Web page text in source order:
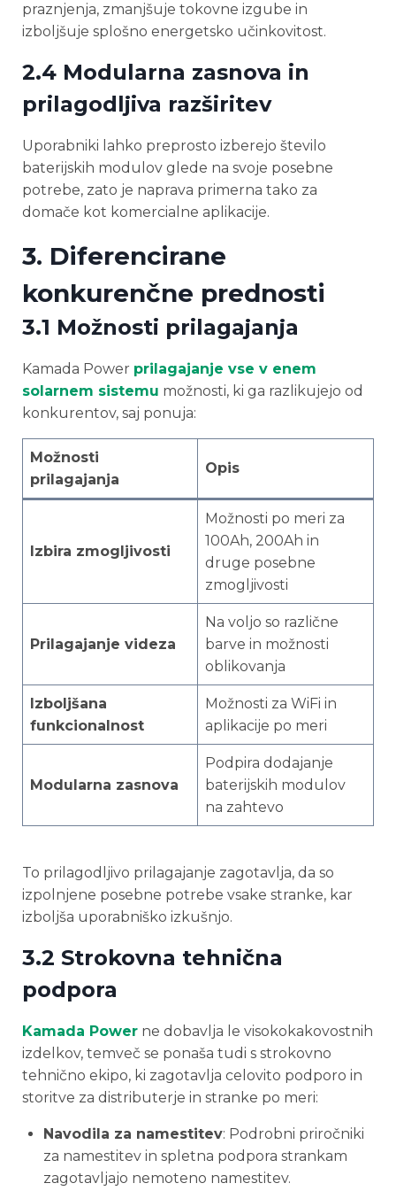
praznjenja, zmanjšuje tokovne izgube in
izboljšuje splošno energetsko učinkovitost.
2.4 Modularna zasnova in
prilagodljiva razširitev
Uporabniki lahko preprosto izberejo število
baterijskih modulov glede na svoje posebne
potrebe, zato je naprava primerna tako za
domače kot komercialne aplikacije.
3. Diferencirane
konkurenčne prednosti
3.1 Možnosti prilagajanja
Kamada Power prilagajanje vse v enem
solarnem sistemu možnosti, ki ga razlikujejo od
konkurentov, saj ponuja:
Možnosti
prilagajanja
Opis
Izbira zmogljivosti
Možnosti po meri za
100Ah, 200Ah in
druge posebne
zmogljivosti
Prilagajanje videza
Na voljo so različne
barve in možnosti
oblikovanja
Izboljšana
funkcionalnost
Možnosti za WiFi in
aplikacije po meri
Modularna zasnova
Podpira dodajanje
baterijskih modulov
na zahtevo
To prilagodljivo prilagajanje zagotavlja, da so
izpolnjene posebne potrebe vsake stranke, kar
izboljša uporabniško izkušnjo.
3.2 Strokovna tehnična
podpora
Kamada Power ne dobavlja le visokokakovostnih
izdelkov, temveč se ponaša tudi s strokovno
tehnično ekipo, ki zagotavlja celovito podporo in
storitve za distributerje in stranke po meri:
Navodila za namestitev: Podrobni priročniki
za namestitev in spletna podpora strankam
zagotavljajo nemoteno namestitev.